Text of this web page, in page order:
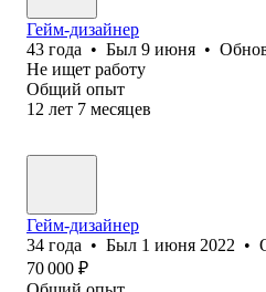
Гейм-дизайнер
43 года • Был 9 июня •
Не ищет работу
Общий опыт
12 лет 7 месяцев
Гейм-дизайнер
34 года • Был 1 июня 2022 •
70 000 ₽